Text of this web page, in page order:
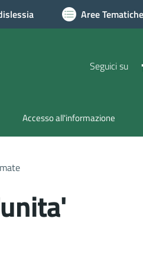
Aree Tematiche
Seguici su
Accesso all'informazione